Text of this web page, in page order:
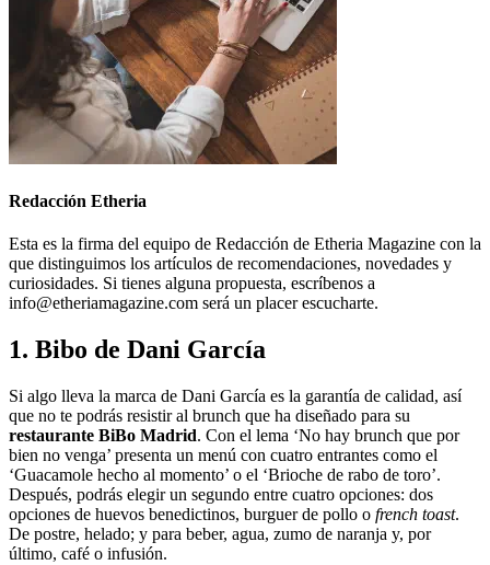
Redacción Etheria
Esta es la firma del equipo de Redacción de Etheria Magazine con la
que distinguimos los artículos de recomendaciones, novedades y
curiosidades. Si tienes alguna propuesta, escríbenos a
info@etheriamagazine.com será un placer escucharte.
1. Bibo de Dani García
Si algo lleva la marca de Dani García es la garantía de calidad, así
que no te podrás resistir al brunch que ha diseñado para su
restaurante BiBo Madrid. Con el lema ‘No hay brunch que por
bien no venga’ presenta un menú con cuatro entrantes como el
‘Guacamole hecho al momento’ o el ‘Brioche de rabo de toro’.
Después, podrás elegir un segundo entre cuatro opciones: dos
opciones de huevos benedictinos, burguer de pollo o french toast.
De postre, helado; y para beber, agua, zumo de naranja y, por
último, café o infusión.